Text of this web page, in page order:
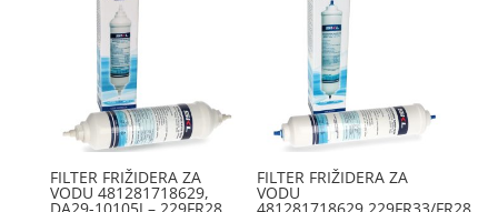
FILTER FRIŽIDERA ZA
VODU 481281718629,
FILTER FRIŽIDERA ZA
VODU